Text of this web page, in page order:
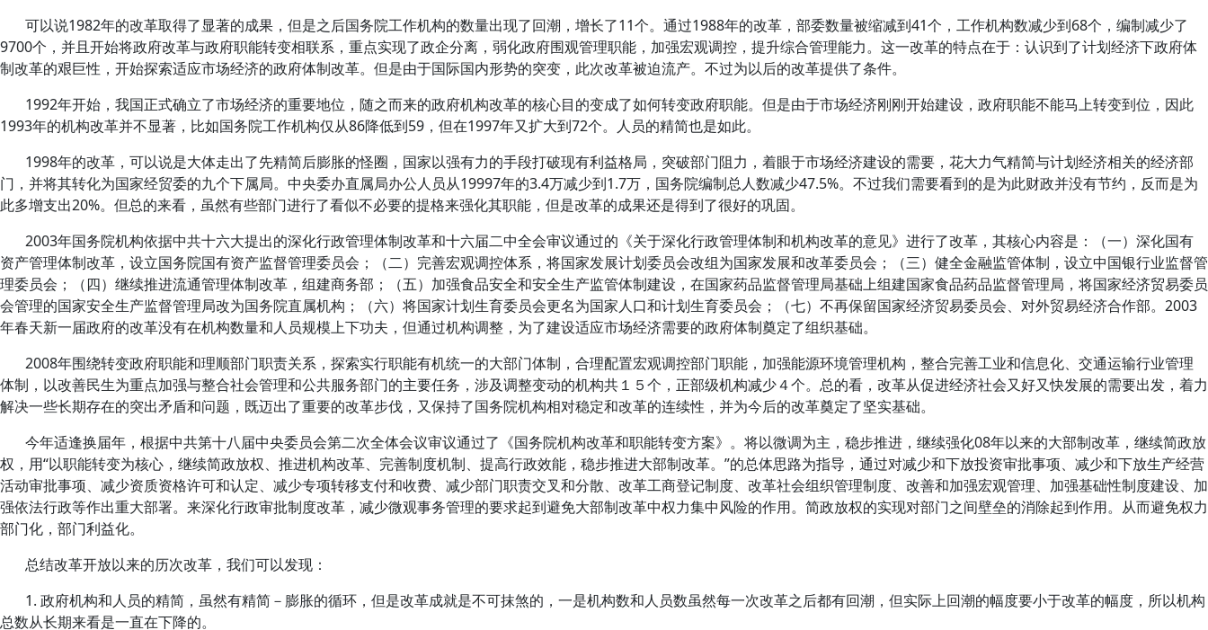
可以说1982年的改革取得了显著的成果，但是之后国务院工作机构的数量出现了回潮，增长了11个。通过1988年的改革，部委数量被缩减到41个，工作机构数减少到68个，编制减少了
9700个，并且开始将政府改革与政府职能转变相联系，重点实现了政企分离，弱化政府围观管理职能，加强宏观调控，提升综合管理能力。这一改革的特点在于：认识到了计划经济下政府体
制改革的艰巨性，开始探索适应市场经济的政府体制改革。但是由于国际国内形势的突变，此次改革被迫流产。不过为以后的改革提供了条件。
1992年开始，我国正式确立了市场经济的重要地位，随之而来的政府机构改革的核心目的变成了如何转变政府职能。但是由于市场经济刚刚开始建设，政府职能不能马上转变到位，因此
1993年的机构改革并不显著，比如国务院工作机构仅从86降低到59，但在1997年又扩大到72个。人员的精简也是如此。
1998年的改革，可以说是大体走出了先精简后膨胀的怪圈，国家以强有力的手段打破现有利益格局，突破部门阻力，着眼于市场经济建设的需要，花大力气精简与计划经济相关的经济部
门，并将其转化为国家经贸委的九个下属局。中央委办直属局办公人员从19997年的3.4万减少到1.7万，国务院编制总人数减少47.5%。不过我们需要看到的是为此财政并没有节约，反而是为
此多增支出20%。但总的来看，虽然有些部门进行了看似不必要的提格来强化其职能，但是改革的成果还是得到了很好的巩固。
2003年国务院机构依据中共十六大提出的深化行政管理体制改革和十六届二中全会审议通过的《关于深化行政管理体制和机构改革的意见》进行了改革，其核心内容是：（一）深化国有
资产管理体制改革，设立国务院国有资产监督管理委员会；（二）完善宏观调控体系，将国家发展计划委员会改组为国家发展和改革委员会；（三）健全金融监管体制，设立中国银行业监督管
理委员会；（四）继续推进流通管理体制改革，组建商务部；（五）加强食品安全和安全生产监管体制建设，在国家药品监督管理局基础上组建国家食品药品监督管理局，将国家经济贸易委员
会管理的国家安全生产监督管理局改为国务院直属机构；（六）将国家计划生育委员会更名为国家人口和计划生育委员会；（七）不再保留国家经济贸易委员会、对外贸易经济合作部。2003
年春天新一届政府的改革没有在机构数量和人员规模上下功夫，但通过机构调整，为了建设适应市场经济需要的政府体制奠定了组织基础。
2008年围绕转变政府职能和理顺部门职责关系，探索实行职能有机统一的大部门体制，合理配置宏观调控部门职能，加强能源环境管理机构，整合完善工业和信息化、交通运输行业管理
体制，以改善民生为重点加强与整合社会管理和公共服务部门的主要任务，涉及调整变动的机构共１５个，正部级机构减少４个。总的看，改革从促进经济社会又好又快发展的需要出发，着力
解决一些长期存在的突出矛盾和问题，既迈出了重要的改革步伐，又保持了国务院机构相对稳定和改革的连续性，并为今后的改革奠定了坚实基础。
今年适逢换届年，根据中共第十八届中央委员会第二次全体会议审议通过了《国务院机构改革和职能转变方案》。将以微调为主，稳步推进，继续强化08年以来的大部制改革，继续简政放
权，用“以职能转变为核心，继续简政放权、推进机构改革、完善制度机制、提高行政效能，稳步推进大部制改革。”的总体思路为指导，通过对减少和下放投资审批事项、减少和下放生产经营
活动审批事项、减少资质资格许可和认定、减少专项转移支付和收费、减少部门职责交叉和分散、改革工商登记制度、改革社会组织管理制度、改善和加强宏观管理、加强基础性制度建设、加
强依法行政等作出重大部署。来深化行政审批制度改革，减少微观事务管理的要求起到避免大部制改革中权力集中风险的作用。简政放权的实现对部门之间壁垒的消除起到作用。从而避免权力
部门化，部门利益化。
总结改革开放以来的历次改革，我们可以发现：
1. 政府机构和人员的精简，虽然有精简－膨胀的循环，但是改革成就是不可抹煞的，一是机构数和人员数虽然每一次改革之后都有回潮，但实际上回潮的幅度要小于改革的幅度，所以机构
总数从长期来看是一直在下降的。